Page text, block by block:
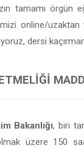
tamamı örgün
online/
dersi
Bakanlığı, biri
üzere 150